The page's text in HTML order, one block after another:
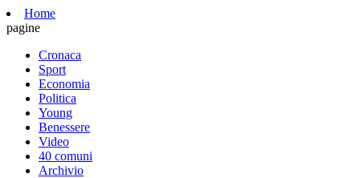
Home
pagine
Cronaca
Sport
Economia
Politica
Young
Benessere
Video
40 comuni
Archivio